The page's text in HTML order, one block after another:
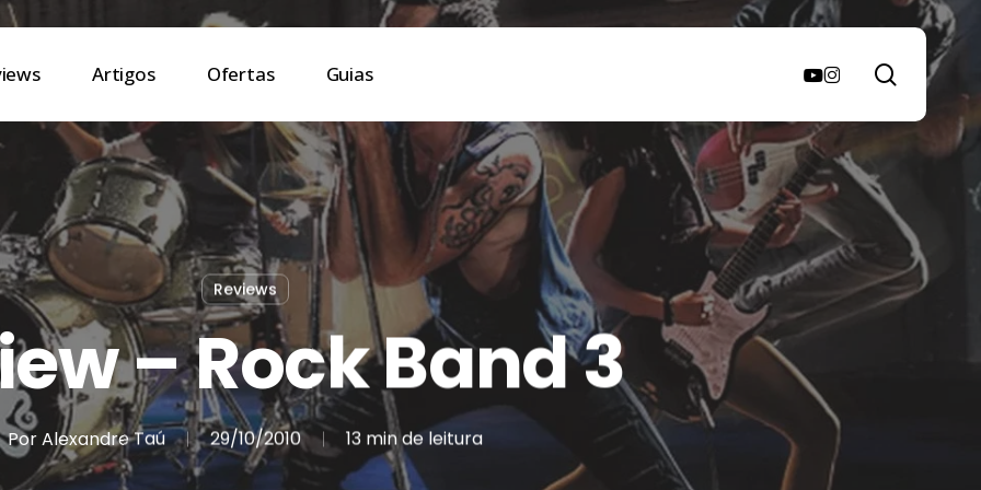
Artigos Ofertas Guias search
youtube
instagram
Reviews
– Rock Band 3
PorAlexandre Taú 29/10/2010 13 min de leitura